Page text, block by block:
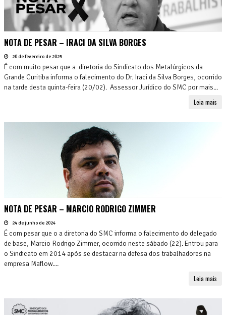
NOTA DE PESAR – IRACI DA SILVA BORGES
20 de fevereiro de 2025
É com muito pesar que a diretoria do Sindicato dos Metalúrgicos da
Grande Curitiba informa o falecimento do Dr. Iraci da Silva Borges, ocorrido
na tarde desta quinta-feira (20/02). Assessor Jurídico do SMC por mais...
Leia mais
NOTA DE PESAR – MARCIO RODRIGO ZIMMER
24 de junho de 2024
É com pesar que o a diretoria do SMC informa o falecimento do delegado
de base, Marcio Rodrigo Zimmer, ocorrido neste sábado (22). Entrou para
o Sindicato em 2014 após se destacar na defesa dos trabalhadores na
empresa Maflow....
Leia mais